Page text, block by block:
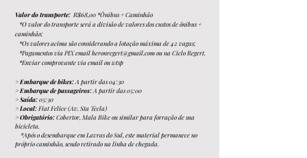
Valor do transporte: R$68,00 *Ônibus + Caminhão
*O valor do transporte será a divisão de valores doscustos de ônibus +
caminhão;
*Os valores acima são considerando a lotação máxima de 42 vagas;
*Pagamentos via PIX emailheronregert@gmail.comou na Ciclo Regert.
*Enviar comprovante via email ou wtsp
>Embarque de bikes:A partir das 04:30
>Embarque de passageiros:A partir das 05:00
>Saída:05:30
>Local:Fiat Felice (Av. Sta Tecla)
>Obrigatório:Cobertor, Mala Bike ou similar para forração de sua
bicicleta.
*Após o desembarque em Lavras do Sul, este material permanece no
próprio caminhão, sendo retirado na linha de chegada.